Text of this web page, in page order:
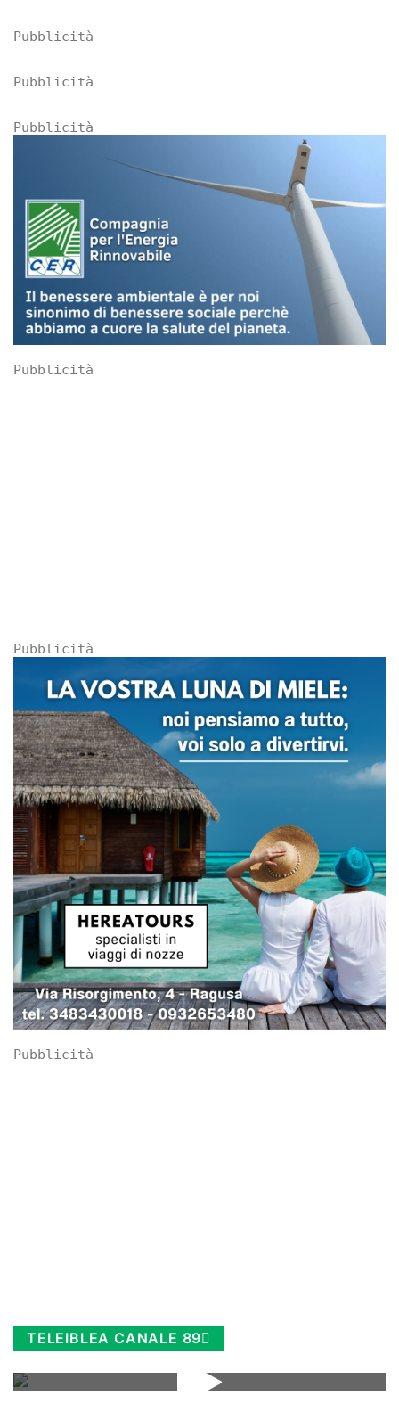
Pubblicità
Pubblicità
Pubblicità
Pubblicità
Pubblicità
Pubblicità
TELEIBLEA CANALE 89